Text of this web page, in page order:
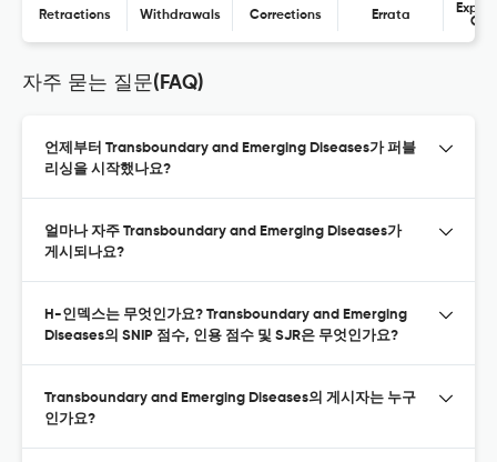
Retractions Withdrawals Corrections Errata
자주 묻는 질문(FAQ)
언제부터 Transboundary and Emerging Diseases가 퍼블
리싱을 시작했나요?
얼마나 자주 Transboundary and Emerging Diseases가
게시되나요?
H-인덱스는 무엇인가요? Transboundary and Emerging
Diseases의 SNIP 점수, 인용 점수 및 SJR은 무엇인가요?
Transboundary and Emerging Diseases의 게시자는 누구
인가요?